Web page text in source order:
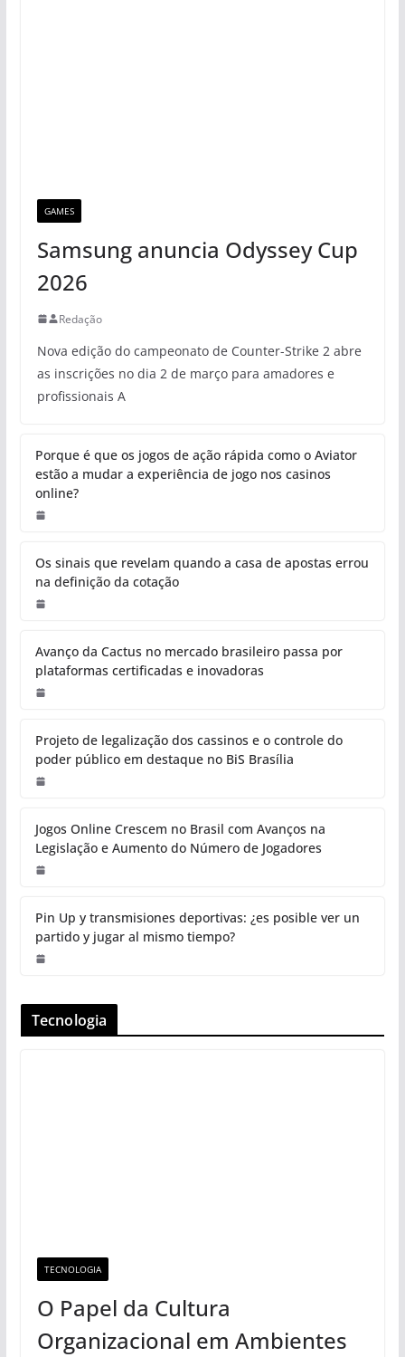
GAMES
Samsung anuncia Odyssey Cup
2026
Redação
Nova edição do campeonato de Counter-Strike 2 abre
as inscrições no dia 2 de março para amadores e
profissionais A
Porque é que os jogos de ação rápida como o Aviator
estão a mudar a experiência de jogo nos casinos
online?
Os sinais que revelam quando a casa de apostas errou
na definição da cotação
Avanço da Cactus no mercado brasileiro passa por
plataformas certificadas e inovadoras
Projeto de legalização dos cassinos e o controle do
poder público em destaque no BiS Brasília
Jogos Online Crescem no Brasil com Avanços na
Legislação e Aumento do Número de Jogadores
Pin Up y transmisiones deportivas: ¿es posible ver un
partido y jugar al mismo tiempo?
Tecnologia
TECNOLOGIA
O Papel da Cultura
Organizacional em Ambientes